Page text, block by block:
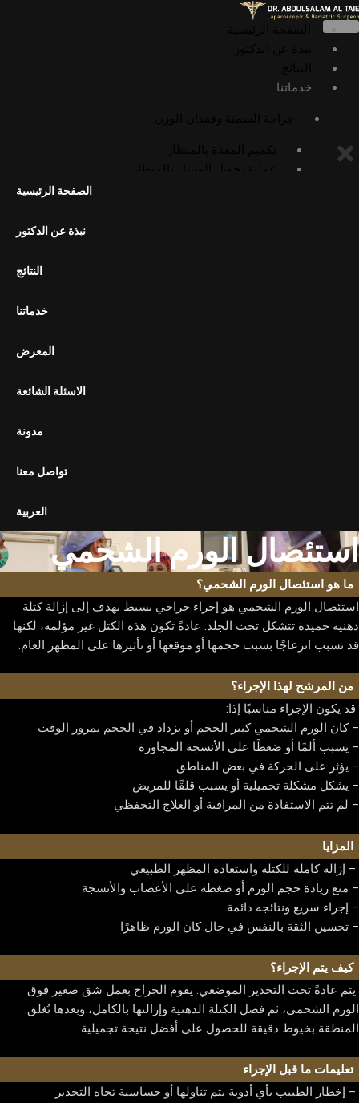
تخطي
إلى
المحتوى
خدماتنا
قسم التنظير الداخلي
المنظار السيني
منظار البطن التشخيصي
منظار المعدة
المعرض
معرض الصور
معرض الفيديوهات
الاسئلة الشائعة
مدونة
تواصل معنا
العربية
X
الصفحة الرئيسية
نبذة عن الدكتور
النتائج
خدماتنا
المعرض
الاسئلة الشائعة
مدونة
تواصل معنا
العربية
استئصال الورم الشحمي
ما هو استئصال الورم الشحمي؟
استئصال الورم الشحمي هو إجراء جراحي بسيط يهدف إلى إزالة كتلة
دهنية حميدة تتشكل تحت الجلد. عادةً تكون هذه الكتل غير مؤلمة، لكنها
قد تسبب انزعاجًا بسبب حجمها أو موقعها أو تأثيرها على المظهر العام.
من المرشح لهذا الإجراء؟
قد يكون الإجراء مناسبًا إذا:
– كان الورم الشحمي كبير الحجم أو يزداد في الحجم بمرور الوقت
– يسبب ألمًا أو ضغطًا على الأنسجة المجاورة
– يؤثر على الحركة في بعض المناطق
– يشكل مشكلة تجميلية أو يسبب قلقًا للمريض
– لم تتم الاستفادة من المراقبة أو العلاج التحفظي
المزايا
– إزالة كاملة للكتلة واستعادة المظهر الطبيعي
– منع زيادة حجم الورم أو ضغطه على الأعصاب والأنسجة
– إجراء سريع ونتائجه دائمة
– تحسين الثقة بالنفس في حال كان الورم ظاهرًا
كيف يتم الإجراء؟
يتم عادةً تحت التخدير الموضعي. يقوم الجراح بعمل شق صغير فوق
الورم الشحمي، ثم فصل الكتلة الدهنية وإزالتها بالكامل، وبعدها تُغلق
المنطقة بخيوط دقيقة للحصول على أفضل نتيجة تجميلية.
تعليمات ما قبل الإجراء
– إخطار الطبيب بأي أدوية يتم تناولها أو حساسية تجاه التخدير